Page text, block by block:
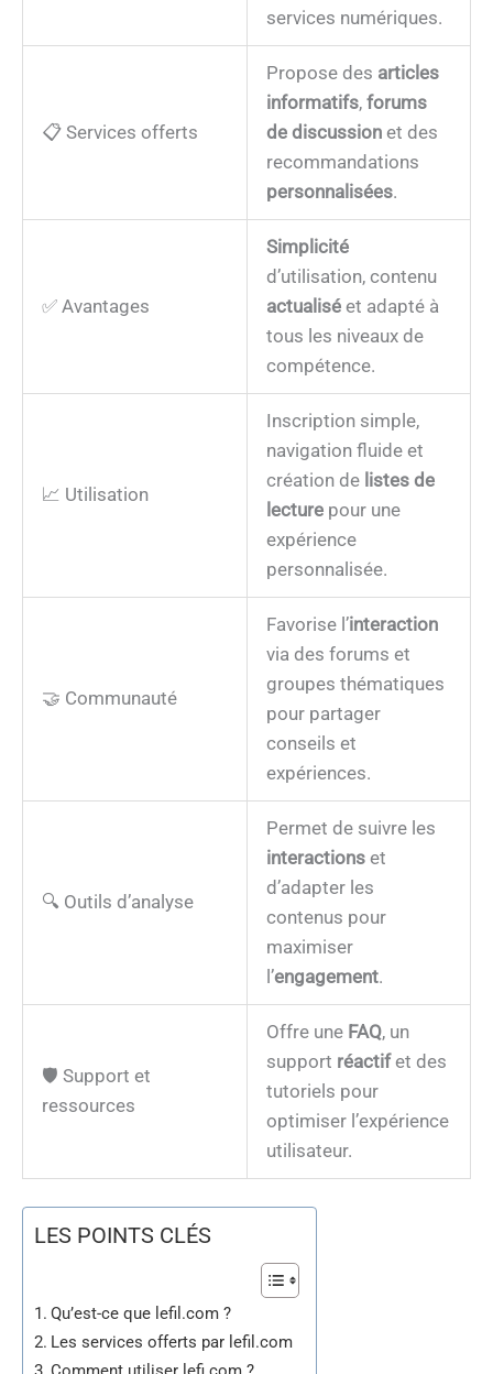
services numériques.
📋 Services offerts
Propose des articles
informatifs, forums
de discussion et des
recommandations
personnalisées.
✅ Avantages
Simplicité
d’utilisation, contenu
actualisé et adapté à
tous les niveaux de
compétence.
📈 Utilisation
Inscription simple,
navigation fluide et
création de listes de
lecture pour une
expérience
personnalisée.
🤝 Communauté
Favorise l’interaction
via des forums et
groupes thématiques
pour partager
conseils et
expériences.
🔍 Outils d’analyse
Permet de suivre les
interactions et
d’adapter les
contenus pour
maximiser
l’engagement.
🛡️ Support et
ressources
Offre une FAQ, un
support réactifet des
tutoriels pour
optimiser l’expérience
utilisateur.
LES POINTS CLÉS
Qu’est-ce que lefil.com ?
Les services offerts par lefil.com